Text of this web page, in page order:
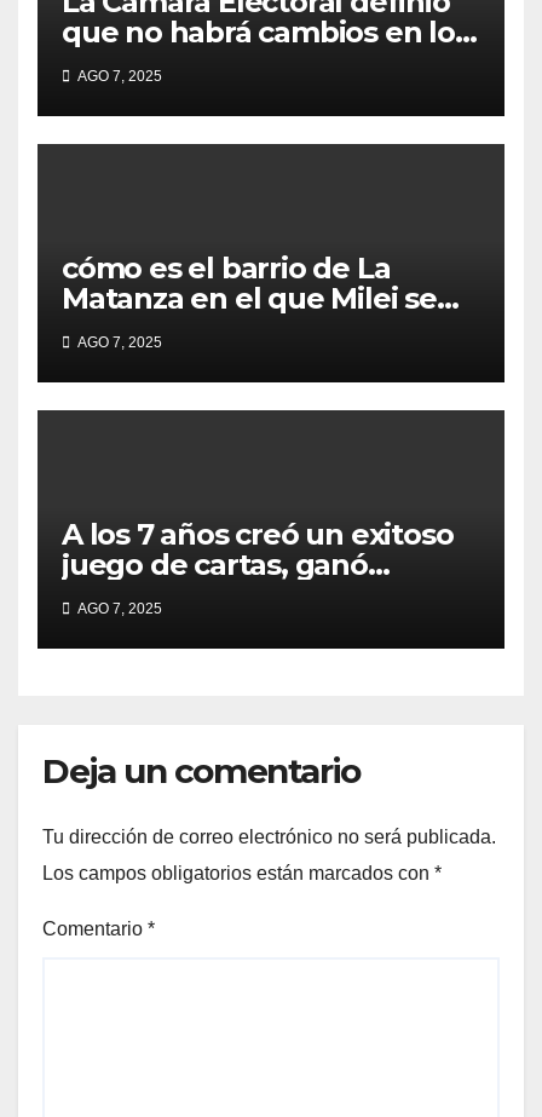
que no habrá cambios en los
lugares de votación en La
Matanza
AGO 7, 2025
cómo es el barrio de La
Matanza en el que Milei se
sacó la foto de lanzamiento
de campaña en provincia de
Buenos Aires
AGO 7, 2025
A los 7 años creó un exitoso
juego de cartas, ganó
millones y ahora vendió la
idea para cumplir su sueño
AGO 7, 2025
Deja un comentario
Tu dirección de correo electrónico no será publicada.
Los campos obligatorios están marcados con *
Comentario *